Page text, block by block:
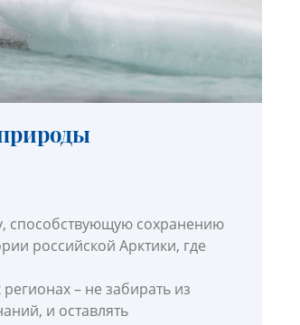
способствующую сохранению
российской Арктики, где
– не забирать из
и оставлять